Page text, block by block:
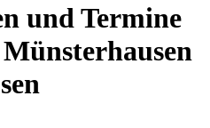
und Termine